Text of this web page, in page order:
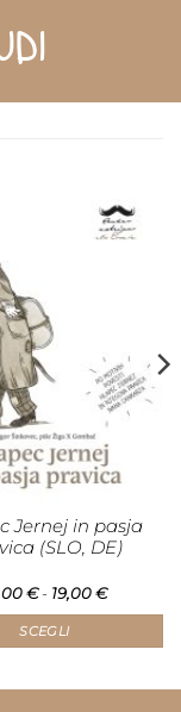
Jernej in pasja
(SLO, DE)
€ - 19,00€Fascia
12,00 €
SCEGLI